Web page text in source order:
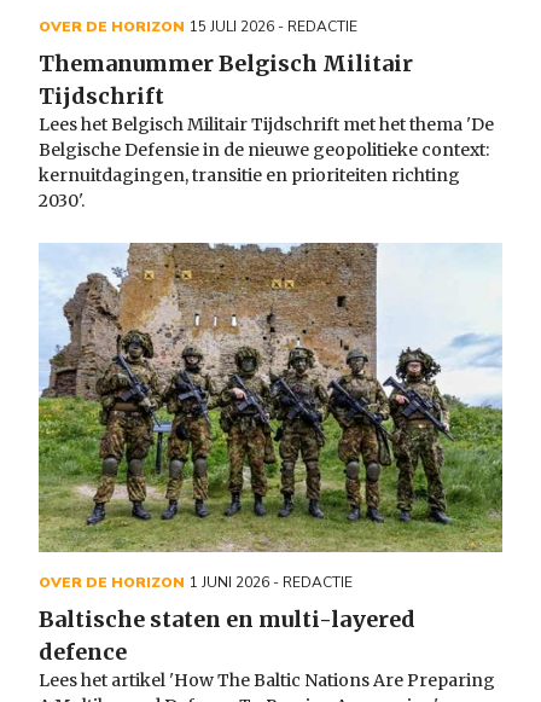
OVER DE HORIZON 15 JULI 2026- REDACTIE
Themanummer Belgisch Militair
Tijdschrift
Lees het Belgisch Militair Tijdschrift met het thema 'De
Belgische Defensie in de nieuwe geopolitieke context:
kernuitdagingen, transitie en prioriteiten richting
2030'.
OVER DE HORIZON 1 JUNI 2026- REDACTIE
Baltische staten en multi-layered
defence
Lees het artikel 'How The Baltic Nations Are Preparing